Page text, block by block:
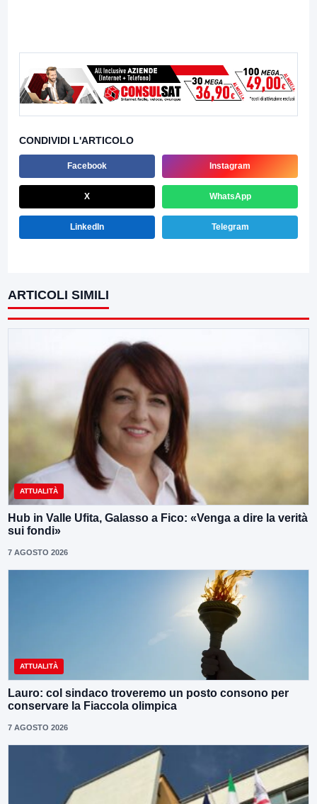
CONDIVIDI L'ARTICOLO
Facebook Instagram
X WhatsApp
LinkedIn Telegram
ARTICOLI SIMILI
ATTUALITÀ
Hub in Valle Ufita, Galasso a Fico: «Venga a dire la verità
sui fondi»
7 AGOSTO 2026
ATTUALITÀ
Lauro: col sindaco troveremo un posto consono per
conservare la Fiaccola olimpica
7 AGOSTO 2026